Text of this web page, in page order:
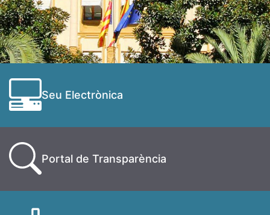
Seu Electrònica
Portal de Transparència